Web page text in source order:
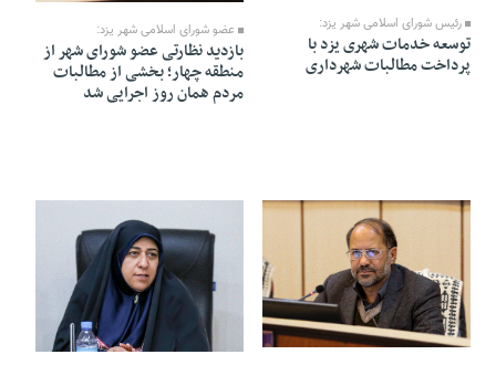
رئیس شورای اسلامی شهر یزد:
توسعه خدمات شهری یزد با
پرداخت مطالبات شهرداری
عضو شورای اسلامی شهر یزد:
بازدید نظارتی عضو شورای شهر از
منطقه چهار؛ بخشی از مطالبات
مردم همان روز اجرایی شد
10 Mordad 1405 - 21:48